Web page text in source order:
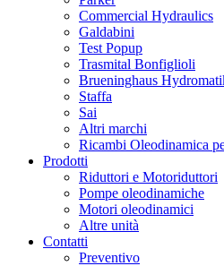
Commercial Hydraulics
Galdabini
Test Popup
Trasmital Bonfiglioli
Brueninghaus
Staffa
Sai
Altri marchi
Ricambi Oleodinamica
Prodotti
Riduttori e Motoriduttori
Pompe oleodinamiche
Motori oleodinamici
Altre unità
Contatti
Preventivo